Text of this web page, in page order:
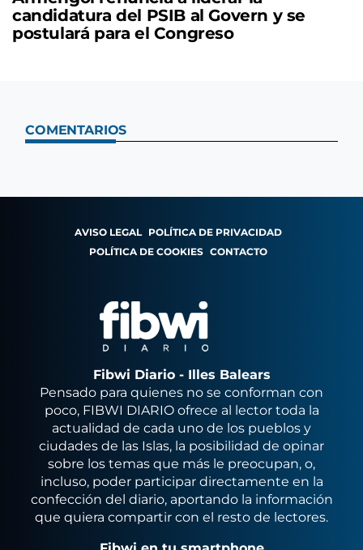
candidatura del PSIB al Govern y se
postulará para el Congreso
COMENTARIOS
AVISO LEGAL POLÍTICA DE PRIVACIDAD
POLÍTICA DE COOKIES CONTACTO
Fibwi Diario - Illes Balears
Pensado para quienes no se conforman con
poco, FIBWI DIARIO ofrece al lector toda la
actualidad de cada uno de los pueblos y
ciudades de las Islas, la posibilidad de opinar
sobre los temas que más le preocupan, o,
incluso, poder participar directamente en la
confección del diario, aportando la información
que quiera compartir con el resto de lectores.